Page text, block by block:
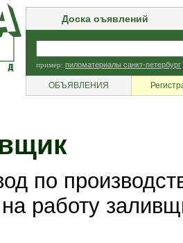
Доска оъявлений
пример: пиломатериалы санкт-петербург
ОБЪЯВЛЕНИЯ
по
работу